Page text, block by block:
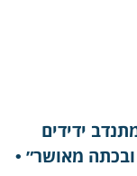
ידידים
מאושר״ •